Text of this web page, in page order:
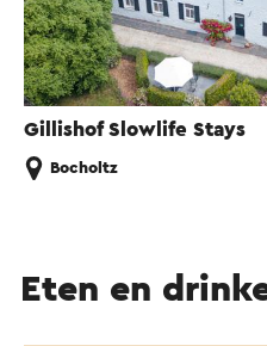
Gillishof Slowlife Stays
Bocholtz
Eten en